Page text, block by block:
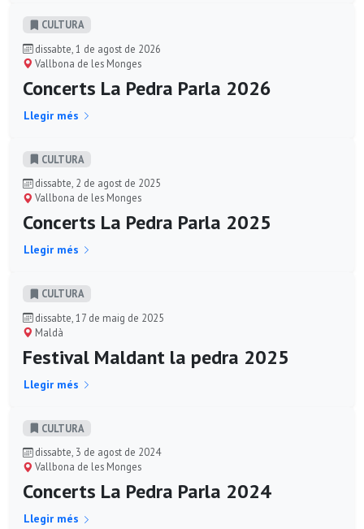
CULTURA
dissabte, 1 de agost de 2026
Vallbona de les Monges
Concerts La Pedra Parla 2026
Llegir més
CULTURA
dissabte, 2 de agost de 2025
Vallbona de les Monges
Concerts La Pedra Parla 2025
Llegir més
CULTURA
dissabte, 17 de maig de 2025
Maldà
Festival Maldant la pedra 2025
Llegir més
CULTURA
dissabte, 3 de agost de 2024
Vallbona de les Monges
Concerts La Pedra Parla 2024
Llegir més